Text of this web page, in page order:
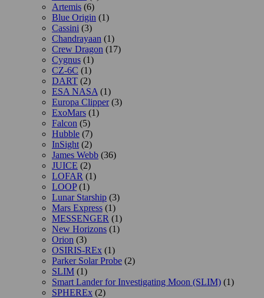
Artemis (6)
Blue Origin (1)
Cassini (3)
Chandrayaan (1)
Crew Dragon (17)
Cygnus (1)
CZ-6C (1)
DART (2)
ESA NASA (1)
Europa Clipper(3)
ExoMars (1)
Falcon (5)
Hubble (7)
InSight (2)
James Webb (36)
JUICE (2)
LOFAR (1)
LOOP(1)
Lunar Starship (3)
Mars Express (1)
MESSENGER (1)
New Horizons (1)
Orion (3)
OSIRIS-REx (1)
Parker Solar Probe (2)
SLIM (1)
Smart Lander for Investigating Moon (SLIM) (1)
SPHEREx (2)